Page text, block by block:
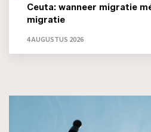
Ceuta: wanneer migratie
migratie
4 AUGUSTUS 2026